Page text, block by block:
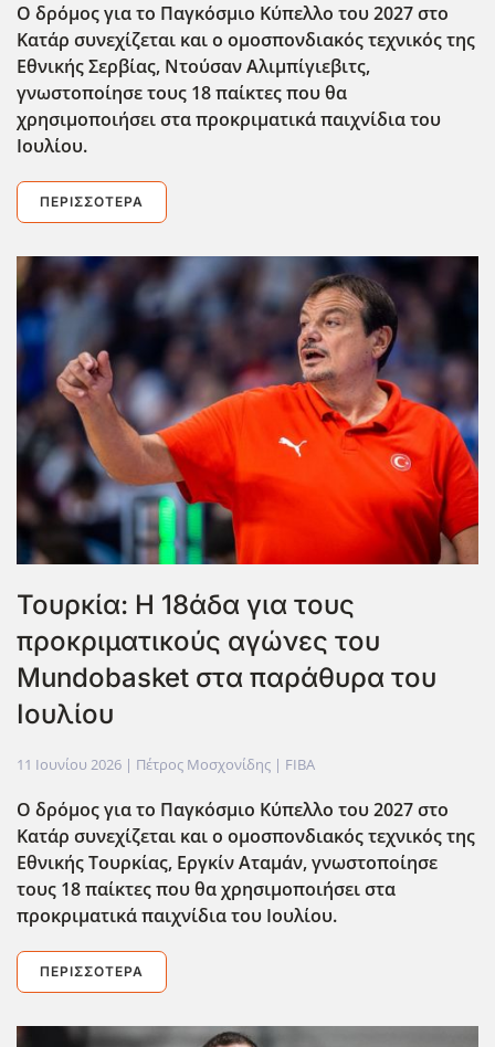
Ο δρόμος για το Παγκόσμιο Κύπελλο του 2027 στο
Κατάρ συνεχίζεται και ο ομοσπονδιακός τεχνικός της
Εθνικής Σερβίας, Ντούσαν Αλιμπίγιεβιτς,
γνωστοποίησε τους 18 παίκτες που θα
χρησιμοποιήσει στα προκριματικά παιχνίδια του
Ιουλίου.
ΠΕΡΙΣΣΌΤΕΡΑ
Τουρκία: Η 18άδα για τους
προκριματικούς αγώνες του
Mundobasket στα παράθυρα του
Ιουλίου
11 Ιουνίου 2026 | Πέτρος Μοσχονίδης | FIBA
Ο δρόμος για το Παγκόσμιο Κύπελλο του 2027 στο
Κατάρ συνεχίζεται και ο ομοσπονδιακός τεχνικός της
Εθνικής Τουρκίας, Εργκίν Αταμάν, γνωστοποίησε
τους 18 παίκτες που θα χρησιμοποιήσει στα
προκριματικά παιχνίδια του Ιουλίου.
ΠΕΡΙΣΣΌΤΕΡΑ